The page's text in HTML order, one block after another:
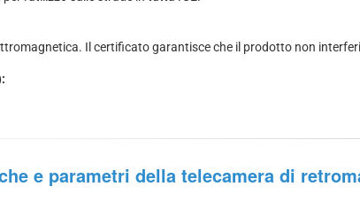
Il certificato garantisce che il prodotto non
e parametri della telecamera di